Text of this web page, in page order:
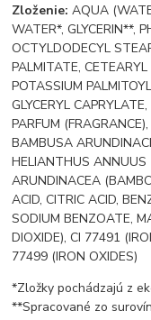
Zloženie: AQUA
WATER*, GLYCERIN**,
OCTYLDODECYL
PALMITATE,
POTASSIUM
GLYCERYL
PARFUM
BAMBUSA
HELIANTHUS ANNUUS
ARUNDINACEA
ACID, CITRIC ACID,
SODIUM BENZOATE,
DIOXIDE), CI 77491
77499 (IRON OXIDES)
*Zložky pochádzajú z
**Spracované zo